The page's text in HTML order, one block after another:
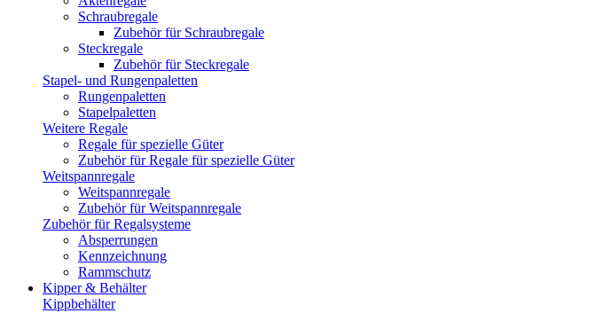
Schraubregale
Zubehör für Schraubregale
Steckregale
Zubehör für Steckregale
Stapel- und Rungenpaletten
Rungenpaletten
Stapelpaletten
Weitere Regale
Regale für spezielle Güter
Zubehör für Regale für spezielle Güter
Weitspannregale
Weitspannregale
Zubehör für Weitspannregale
Zubehör für Regalsysteme
Absperrungen
Kennzeichnung
Rammschutz
Kipper & Behälter
Kippbehälter